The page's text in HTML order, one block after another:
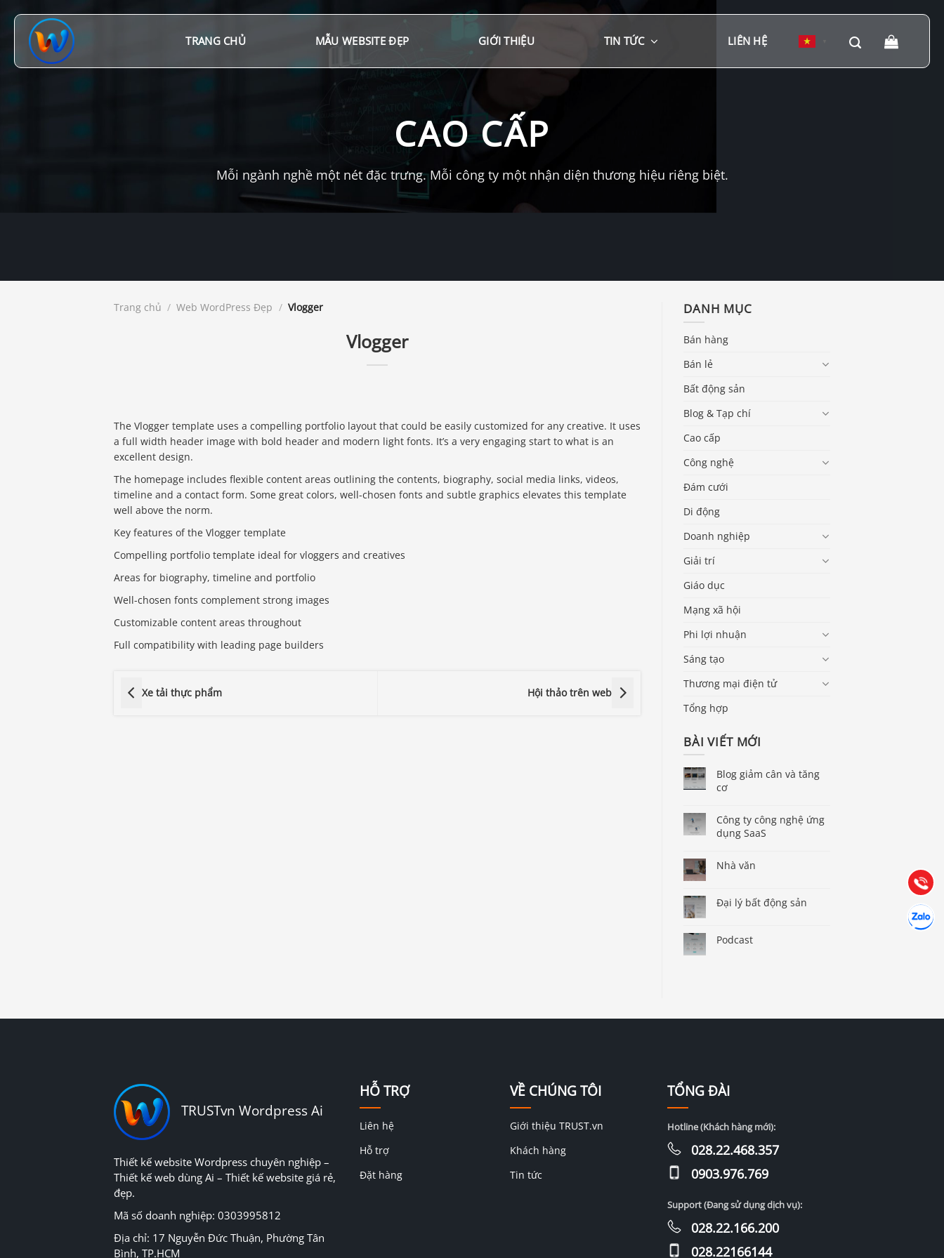
đến
TRANG CHỦ MẪU WEBSITE ĐẸP GIỚI THIỆU TIN TỨC LIÊN HỆ
CAO CẤP
Mỗi ngành nghề một nét đặc trưng. Mỗi công ty một nhận diện thương hiệu riêng biệt.
Trang chủ / Web WordPress Đẹp / Vlogger
Vlogger
The Vlogger template uses a compelling portfolio layout that could be easily customized for any creative. It uses
a full width header image with bold header and modern light fonts. It’s a very engaging start to what is an
excellent design.
The homepage includes flexible content areas outlining the contents, biography, social media links, videos,
timeline and a contact form. Some great colors, well-chosen fonts and subtle graphics elevates this template
well above the norm.
Key features of the Vlogger template
Compelling portfolio template ideal for vloggers and creatives
Areas for biography, timeline and portfolio
Well-chosen fonts complement strong images
Customizable content areas throughout
Full compatibility with leading page builders
Xe tải thực phẩm Hội thảo trên web
DANH MỤC
Bán hàng
Bán lẻ
Bất động sản
Blog & Tạp chí
Cao cấp
Công nghệ
Đám cưới
Di động
Doanh nghiệp
Giải trí
Giáo dục
Mạng xã hội
Phi lợi nhuận
Sáng tạo
Thương mại điện tử
Tổng hợp
BÀI VIẾT MỚI
Blog giảm cân và tăng
cơ
Công ty công nghệ ứng
dụng SaaS
Nhà văn
Đại lý bất động sản
Podcast
TRUSTvn Wordpress Ai
Thiết kế website Wordpress chuyên nghiệp –
Thiết kế web dùng Ai – Thiết kế website giá rẻ,
đẹp.
Mã số doanh nghiệp: 0303995812
Địa chỉ: 17 Nguyễn Đức Thuận, Phường Tân
Bình, TP.HCM
HỖ TRỢ
Liên hệ
Hỗ trợ
Đặt hàng
VỀ CHÚNG TÔI
Giới thiệu TRUST.vn
Khách hàng
Tin tức
TỔNG ĐÀI
Hotline (Khách hàng mới):
028.22.468.357
0903.976.769
Support (Đang sử dụng dịch vụ):
028.22.166.200
028.22166144
Gọi cho
(028) 22.166.144
Chát